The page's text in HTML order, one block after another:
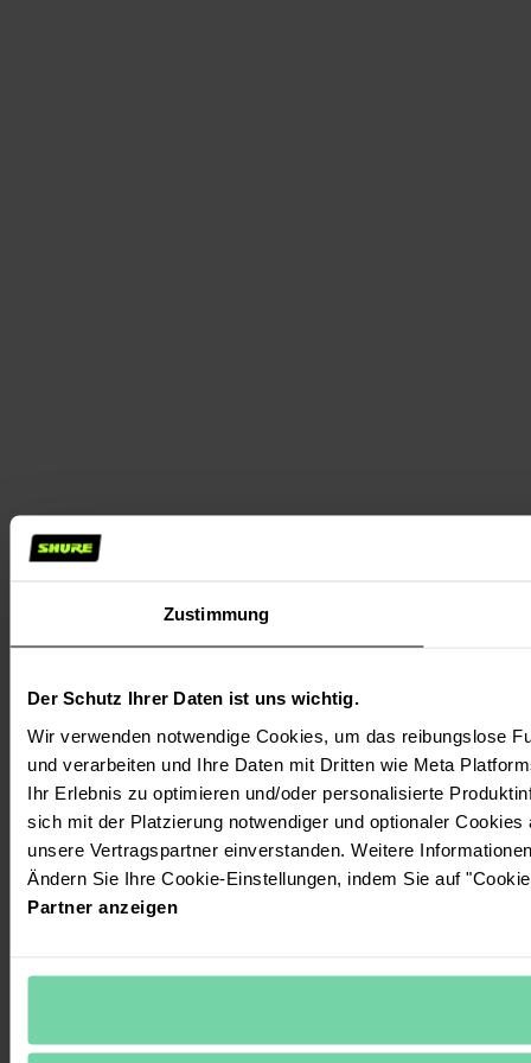
Zustimmung
Der Schutz Ihrer Daten ist uns wichtig.
Wir verwenden notwendige Cookies, um das reibungslose
und verarbeiten und Ihre Daten mit Dritten wie Meta
Ihr Erlebnis zu optimieren und/oder personalisierte
sich mit der Platzierung notwendiger und optionaler
unsere Vertragspartner einverstanden. Weitere
Ändern Sie Ihre Cookie-Einstellungen, indem Sie auf
Partner anzeigen